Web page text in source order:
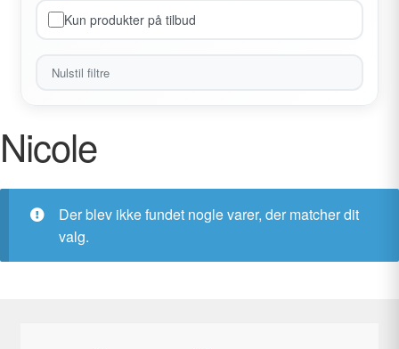
Kun produkter på tilbud
Nulstil filtre
Nicole
Der blev ikke fundet nogle varer, der matcher dit
valg.